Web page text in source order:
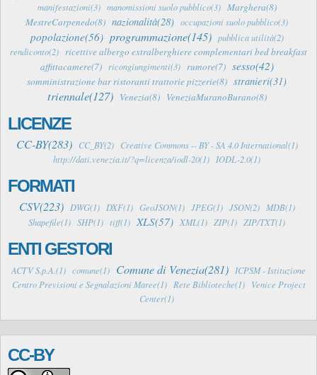
manifestazioni(3) manomissioni suolo pubblico(3) Marghera(8)
MestreCarpenedo(8) nazionalità(28) occupazioni suolo pubblico(3)
popolazione(56) programmazione(145) pubblica utilità(2)
rendiconto(2) ricettive albergo extralberghiere complementari bed breakfast
affittacamere(7)
ricongiungimenti(3) rumore(7) sesso(42)
somministrazione bar ristoranti trattorie pizzerie(8) stranieri(31)
triennale(127) Venezia(8) VeneziaMuranoBurano(8)
LICENZE
CC-BY(283) CC_BY(2)
Creative Commons -- BY - SA 4.0 International(1)
http://dati.venezia.it/?q=licenza/iodl-20(1)
IODL-2.0(1)
FORMATI
CSV(223) DWG(1) DXF(1) GeoJSON(1) JPEG(1) JSON(2)
MDB(1)
Shapefile(1) SHP(1) tiff(1) XLS(57) XML(1) ZIP(1) ZIP/TXT(1)
ENTI GESTORI
ACTV S.p.A.(1) comune(1) Comune di Venezia(281)
ICPSM - Istituzione
Centro Previsioni e Segnalazioni Maree(1)
Rete Biblioteche(1)
Venice Project
Center(1)
CC-BY